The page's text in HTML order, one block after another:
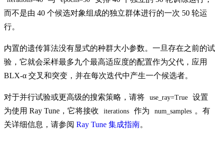
而不是由 40 个候选对象组成的独立群体进行的一次 50 轮运
行。
内置的遗传算法没有显式的种群大小参数。一旦存在之前的试
验，它就会采样最多九个最高适应度的配置作为父代，应用
BLX-α 交叉和突变，并在每次迭代中产生一个候选者。
对于并行试验或更高级的搜索策略，请将 use_ray=True
设置
为使用 Ray Tune，它将接收
iterations 作为 num_samples 。有
关详细信息，请参阅 Ray Tune 集成指南。